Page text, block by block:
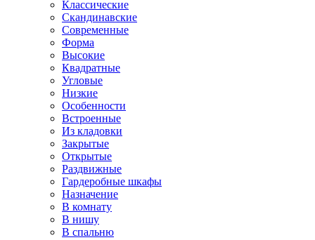
Классические
Скандинавские
Современные
Форма
Высокие
Квадратные
Угловые
Низкие
Особенности
Встроенные
Из кладовки
Закрытые
Открытые
Раздвижные
Гардеробные шкафы
Назначение
В комнату
В нишу
В спальню